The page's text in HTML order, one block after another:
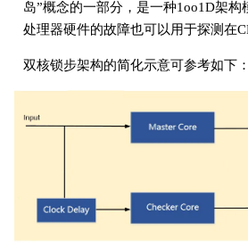
岛”概念的一部分，是一种1oo1D架构
处理器硬件的故障也可以用于探测在
双核锁步架构的简化示意可参考如下：